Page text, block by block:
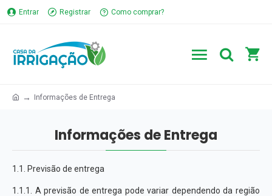
Entrar Registrar Como comprar?
Informações de Entrega
Informações de Entrega
1.1. Previsão de entrega
1.1.1. A previsão de entrega pode variar dependendo da região